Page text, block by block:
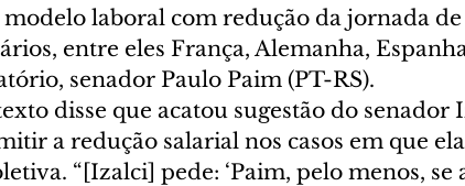
laboral com redução da jornada
entre eles França, Alemanha,
senador Paulo Paim (PT-RS).
disse que acatou sugestão do senador
a redução salarial nos casos em que
“[Izalci] pede: ‘Paim, pelo menos, se